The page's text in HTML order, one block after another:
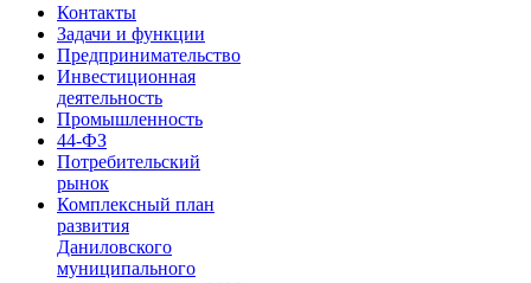
Контакты
Задачи и функции
Предпринимательство
Инвестиционная
деятельность
Промышленность
44-ФЗ
Потребительский
рынок
Комплексный план
развития
Даниловского
муниципального